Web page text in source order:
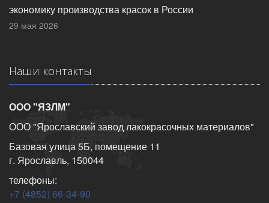
экономику производства красок в России
29 мая 2026
Наши контакты
ООО "ЯЗЛМ"
ООО "Ярославский завод лакокрасочных материалов"
Базовая улица 5Б, помещение 11
г. Ярославль, 150044
телефоны:
+7 (4852) 66-34-90